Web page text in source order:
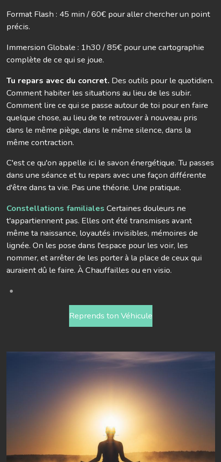
Format Flash : 45 min / 60€ pour aller chercher un point
précis.
Immersion Globale : 1h30 / 85€ pour une cartographie
complète de ce qui se joue.
Tu repars avec du concret. Des outils pour le quotidien.
Comment habiter les situations au lieu de les subir.
Comment lire ce qui se passe autour de toi pour en faire
quelque chose, au lieu de te retrouver à nouveau pris
dans le même piège, dans le même silence, dans la
même contraction.
C'est ce qu'on appelle ici le savon énergétique. Tu passes
dans une séance et tu repars avec une façon différente
d'être dans ta vie. Pas une théorie. Une pratique.
Constellations familiales Certaines douleurs ne
t'appartiennent pas. Elles ont été transmises avant
même ta naissance, loyautés invisibles, mémoires de
lignée. On les pose dans l'espace pour les voir, les
nommer, et arrêter de les porter à la place de ceux qui
auraient dû le faire. À Chauffailles ou en visio.
Reprends ton Véhicule